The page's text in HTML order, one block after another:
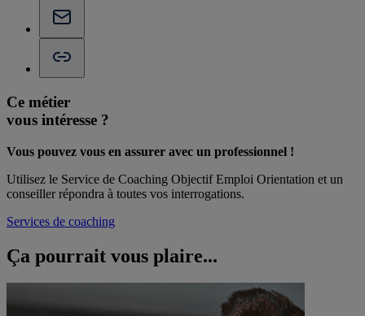
Ce métier
vous intéresse ?
Vous pouvez vous en assurer avec un professionnel !
Utilisez le Service de Coaching Objectif Emploi Orientation et un
conseiller répondra à toutes vos interrogations.
Services de coaching
Ça pourrait vous plaire...